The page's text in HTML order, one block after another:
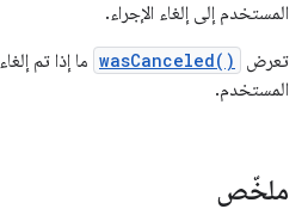
المستخدم إلى إلغاء الإجراء.
تعرض
wasCanceled() ما إذا تم
المستخدم.
ملخّص